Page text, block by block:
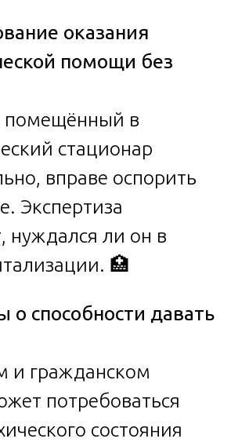
оказания
помощи без
помещённый в
стационар
вправе оспорить
Экспертиза
нуждался ли он в
🏥
о способности давать
и гражданском
потребоваться
состояния